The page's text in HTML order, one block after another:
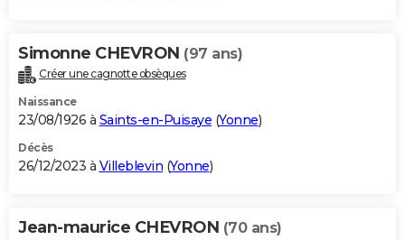
Simonne CHEVRON (97 ans)
Créer une cagnotte obsèques
Naissance
23/08/1926 à Saints-en-Puisaye (Yonne)
Décès
26/12/2023 à Villeblevin (Yonne)
Jean-maurice CHEVRON (70 ans)